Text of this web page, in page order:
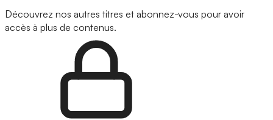
Découvrez nos autres titres et abonnez-vous pour avoir
accès à plus de contenus.